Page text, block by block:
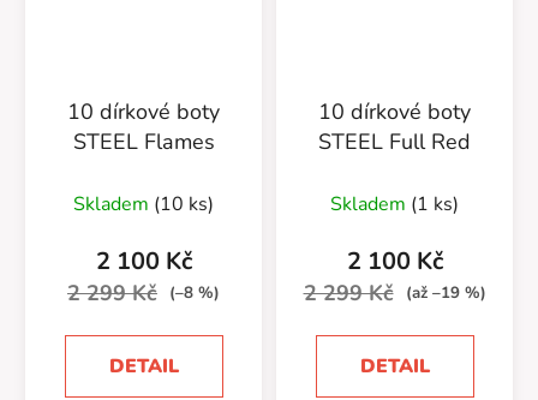
10 dírkové boty
STEEL Flames
Skladem (10 ks)
2 100 Kč
2 299 Kč (–8 %)
DETAIL
10 dírkové boty
STEEL Full Red
Skladem (1 ks)
2 100 Kč
2 299 Kč (až –19 %)
DETAIL